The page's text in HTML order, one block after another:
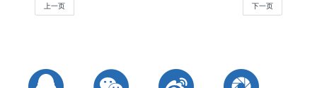
上一页 下一页